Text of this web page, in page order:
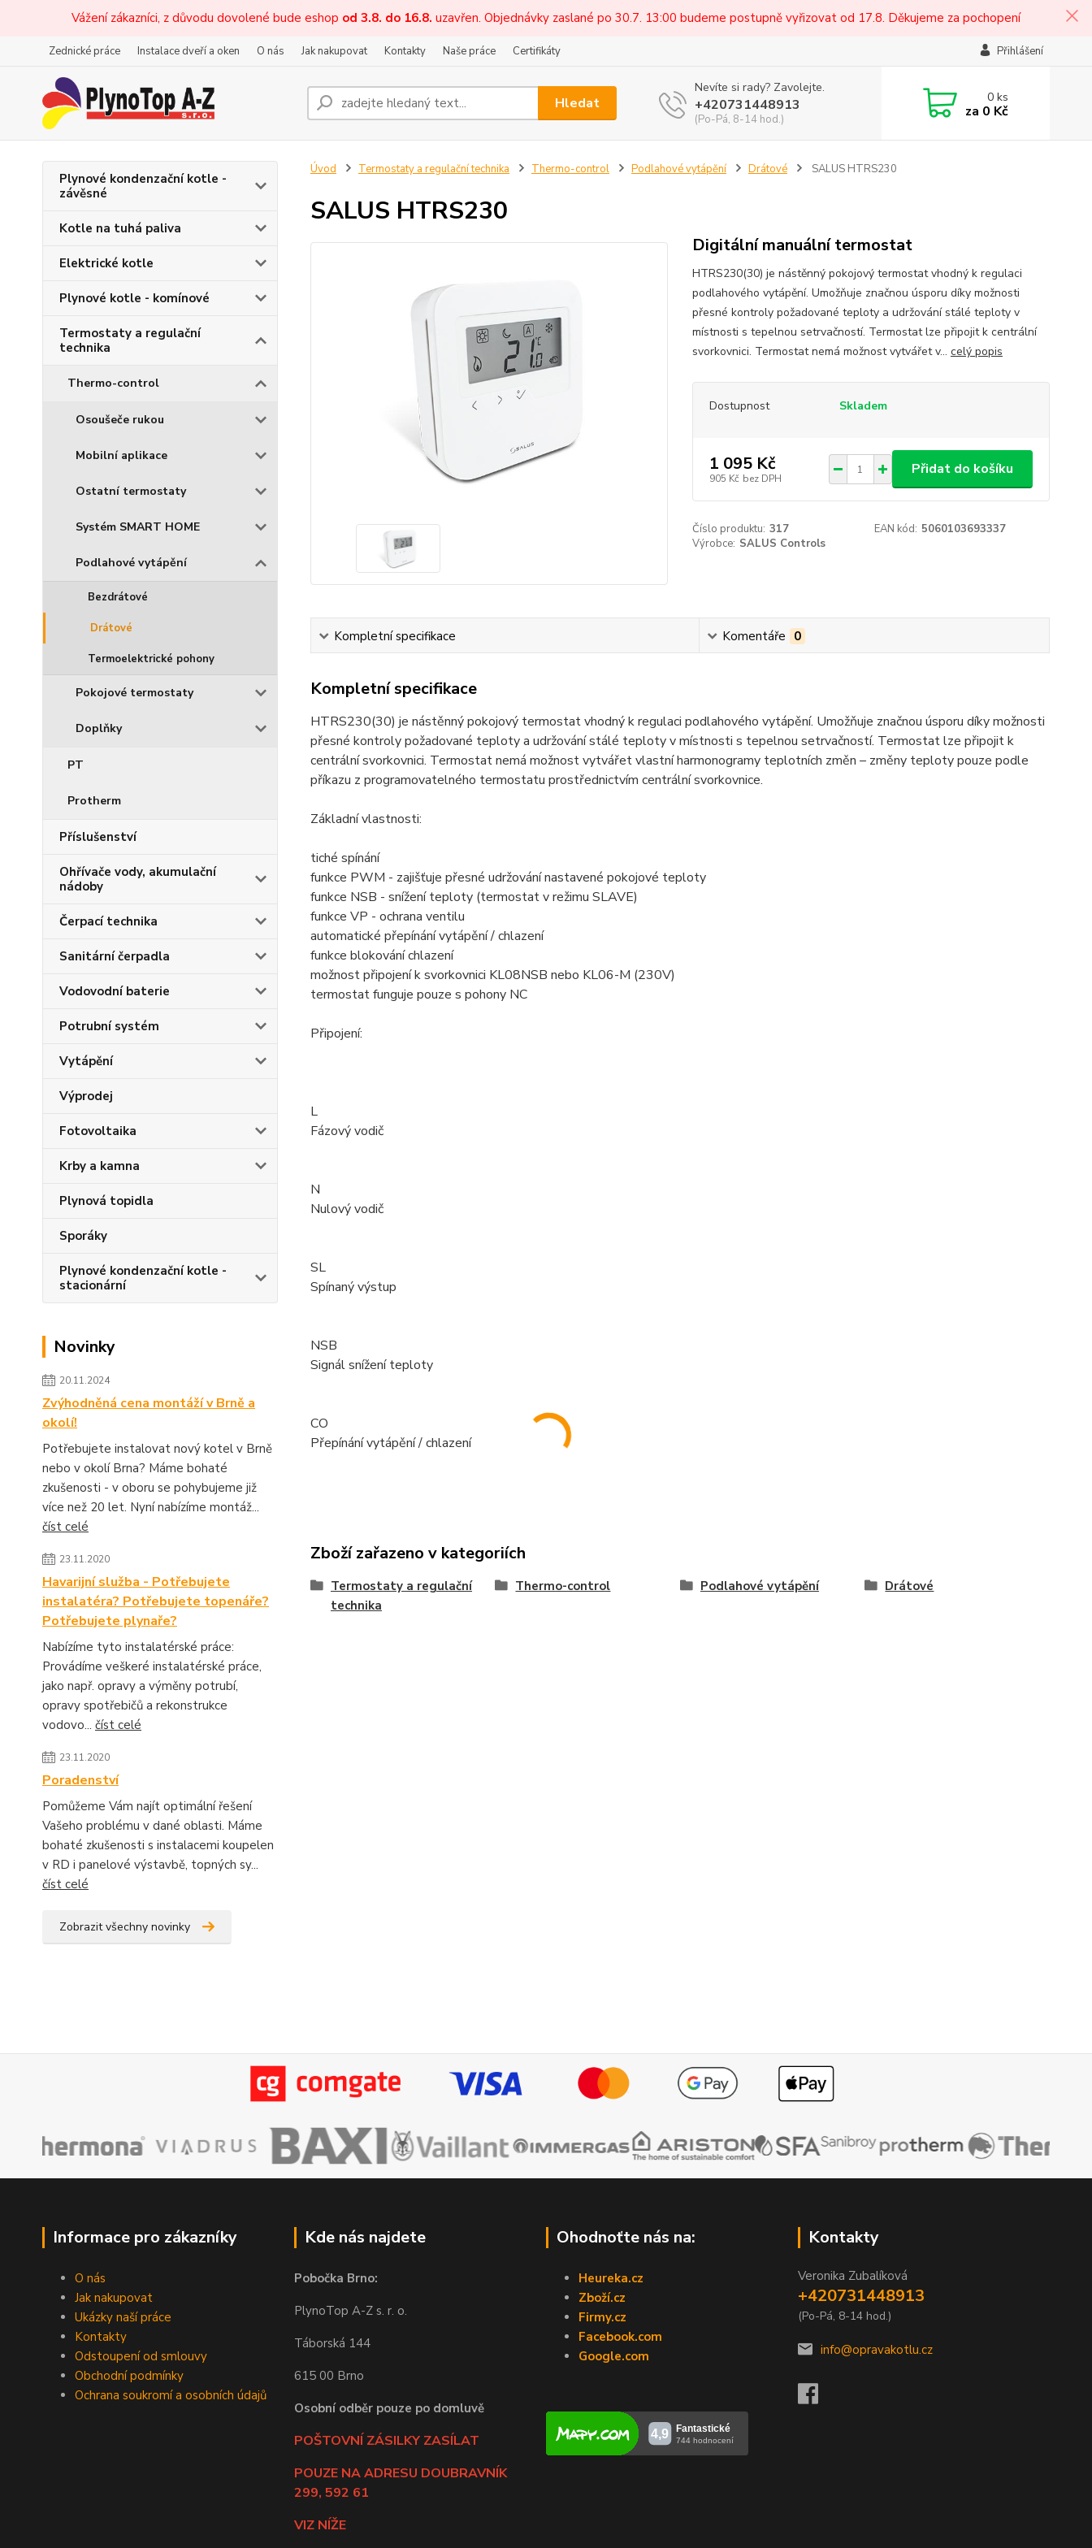
Vážení zákazníci, z důvodu dovolené bude eshop od 3.8. do 16.8. uzavřen. Objednávky zaslané po 30.7. 13:00 budeme postupně vyřizovat od 17.8. Děkujeme za pochopení
Zednické práce Instalace dveří a oken O nás Jak nakupovat Kontakty Naše práce Certifikáty Přihlášení
Hledat
Nevíte si rady? Zavolejte.
+420731448913
(Po-Pá, 8-14 hod.)
0ks
za 0 Kč
Plynové kondenzační kotle -
závěsné
Kotle na tuhá paliva
Elektrické kotle
Plynové kotle - komínové
Termostaty a regulační
technika
Thermo-control
Osoušeče rukou
Mobilní aplikace
Ostatní termostaty
Systém SMART HOME
Podlahové vytápění
Bezdrátové
Drátové
Termoelektrické pohony
Pokojové termostaty
Doplňky
PT
Protherm
Příslušenství
Ohřívače vody, akumulační
nádoby
Čerpací technika
Sanitární čerpadla
Vodovodní baterie
Potrubní systém
Vytápění
Výprodej
Fotovoltaika
Krby a kamna
Plynová topidla
Sporáky
Plynové kondenzační kotle -
stacionární
Novinky
20.11.2024
Zvýhodněná cena montáží v Brně a
okolí!
Potřebujete instalovat nový kotel v Brně
nebo v okolí Brna? Máme bohaté
zkušenosti - v oboru se pohybujeme již
více než 20 let. Nyní nabízíme montáž...
číst celé
23.11.2020
Havarijní služba - Potřebujete
instalatéra? Potřebujete topenáře?
Potřebujete plynaře?
Nabízíme tyto instalatérské práce:
Provádíme veškeré instalatérské práce,
jako např. opravy a výměny potrubí,
opravy spotřebičů a rekonstrukce
vodovo... číst celé
23.11.2020
Poradenství
Pomůžeme Vám najít optimální řešení
Vašeho problému v dané oblasti. Máme
bohaté zkušenosti s instalacemi koupelen
v RD i panelové výstavbě, topných sy...
číst celé
Zobrazit všechny novinky
Úvod Termostaty a regulační technika Thermo-control Podlahové vytápění Drátové SALUS HTRS230
SALUS HTRS230
Digitální manuální termostat
HTRS230(30) je nástěnný pokojový termostat vhodný k regulaci
podlahového vytápění. Umožňuje značnou úsporu díky možnosti
přesné kontroly požadované teploty a udržování stálé teploty v
místnosti s tepelnou setrvačností. Termostat lze připojit k centrální
svorkovnici. Termostat nemá možnost vytvářet v... celý popis
Dostupnost Skladem
1 095 Kč
905 Kč bez DPH
Přidat do košíku
Číslo produktu: 317 EAN kód: 5060103693337
Výrobce: SALUS Controls
Kompletní specifikace Komentáře 0
Kompletní specifikace
HTRS230(30) je nástěnný pokojový termostat vhodný k regulaci podlahového vytápění. Umožňuje značnou úsporu díky možnosti
přesné kontroly požadované teploty a udržování stálé teploty v místnosti s tepelnou setrvačností. Termostat lze připojit k
centrální svorkovnici. Termostat nemá možnost vytvářet vlastní harmonogramy teplotních změn – změny teploty pouze podle
příkazu z programovatelného termostatu prostřednictvím centrální svorkovnice.
Základní vlastnosti:
tiché spínání
funkce PWM - zajišťuje přesné udržování nastavené pokojové teploty
funkce NSB - snížení teploty (termostat v režimu SLAVE)
funkce VP - ochrana ventilu
automatické přepínání vytápění / chlazení
funkce blokování chlazení
možnost připojení k svorkovnici KL08NSB nebo KL06-M (230V)
termostat funguje pouze s pohony NC
Připojení:
L
Fázový vodič
N
Nulový vodič
SL
Spínaný výstup
NSB
Signál snížení teploty
CO
Přepínání vytápění / chlazení
Zboží zařazeno v kategoriích
Termostaty a regulační
technika
Thermo-control Podlahové vytápění Drátové
Informace pro zákazníky
O nás
Jak nakupovat
Ukázky naší práce
Kontakty
Odstoupení od smlouvy
Obchodní podmínky
Ochrana soukromí a osobních údajů
Kde nás najdete
Pobočka Brno:
PlynoTop A-Z s. r. o.
Táborská 144
615 00 Brno
Osobní odběr pouze po domluvě
POŠTOVNÍ ZÁSILKY ZASÍLAT
POUZE NA ADRESU DOUBRAVNÍK
299, 592 61
VIZ NÍŽE
Ohodnoťte nás na:
Heureka.cz
Zboží.cz
Firmy.cz
Facebook.com
Google.com
Kontakty
Veronika Zubalíková
+420731448913
(Po-Pá, 8-14 hod.)
info@opravakotlu.cz